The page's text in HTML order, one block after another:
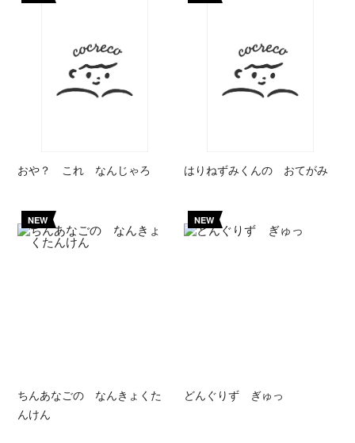
おや？ これ なんじゃろ はりねずみくんの おてがみ
NEW
ちんあなごの なんきょくた
んけん
NEW
どんぐりず ぎゅっ